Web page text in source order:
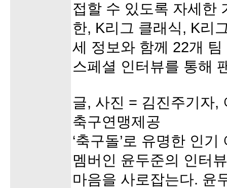
접할 수 있도록 자세한
한, K리그 클래식, K리
세 정보와 함께 22개
스페셜 인터뷰를 통해
글, 사진 = 김진주기자,
축구연맹제공
‘축구돌’로 유명한 인
멤버인 윤두준의 인터
마음을 사로잡는다. 윤